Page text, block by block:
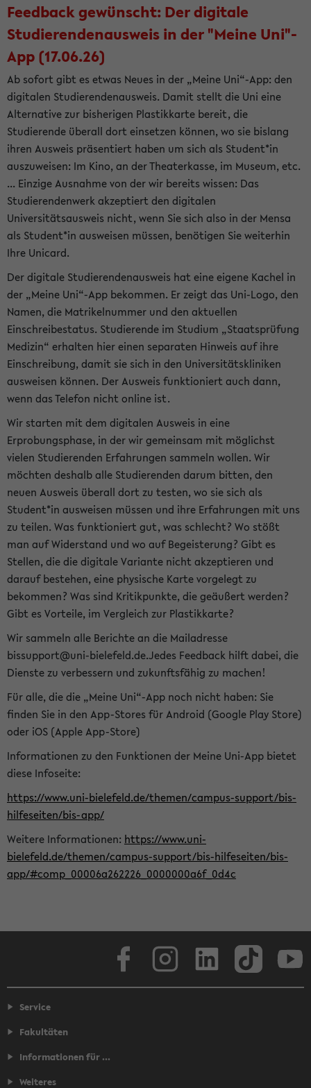
Feedback gewünscht: Der digitale
Studierendenausweis in der "Meine Uni"-
App (17.06.26)
Ab sofort gibt es etwas Neues in der „Meine Uni“-App: den
digitalen Studierendenausweis. Damit stellt die Uni eine
Alternative zur bisherigen Plastikkarte bereit, die
Studierende überall dort einsetzen können, wo sie bislang
ihren Ausweis präsentiert haben um sich als Student*in
auszuweisen: Im Kino, an der Theaterkasse, im Museum, etc.
... Einzige Ausnahme von der wir bereits wissen: Das
Studierendenwerk akzeptiert den digitalen
Universitätsausweis nicht, wenn Sie sich also in der Mensa
als Student*in ausweisen müssen, benötigen Sie weiterhin
Ihre Unicard.
Der digitale Studierendenausweis hat eine eigene Kachel in
der „Meine Uni“-App bekommen. Er zeigt das Uni-Logo, den
Namen, die Matrikelnummer und den aktuellen
Einschreibestatus. Studierende im Studium „Staatsprüfung
Medizin“ erhalten hier einen separaten Hinweis auf ihre
Einschreibung, damit sie sich in den Universitätskliniken
ausweisen können. Der Ausweis funktioniert auch dann,
wenn das Telefon nicht online ist.
Wir starten mit dem digitalen Ausweis in eine
Erprobungsphase, in der wir gemeinsam mit möglichst
vielen Studierenden Erfahrungen sammeln wollen. Wir
möchten deshalb alle Studierenden darum bitten, den
neuen Ausweis überall dort zu testen, wo sie sich als
Student*in ausweisen müssen und ihre Erfahrungen mit uns
zu teilen. Was funktioniert gut, was schlecht? Wo stößt
man auf Widerstand und wo auf Begeisterung? Gibt es
Stellen, die die digitale Variante nicht akzeptieren und
darauf bestehen, eine physische Karte vorgelegt zu
bekommen? Was sind Kritikpunkte, die geäußert werden?
Gibt es Vorteile, im Vergleich zur Plastikkarte?
Wir sammeln alle Berichte an die Mailadresse
bissupport@uni-bielefeld.de.Jedes Feedback hilft dabei, die
Dienste zu verbessern und zukunftsfähig zu machen!
Für alle, die die „Meine Uni“-App noch nicht haben: Sie
finden Sie in den App-Stores für Android (Google Play Store)
oder iOS (Apple App-Store)
Informationen zu den Funktionen der Meine Uni-App bietet
diese Infoseite:
https://www.uni-bielefeld.de/themen/campus-support/bis-
hilfeseiten/bis-app/
Weitere Informationen: https://www.uni-
bielefeld.de/themen/campus-support/bis-hilfeseiten/bis-
app/#comp_00006a262226_0000000a6f_0d4c
Service
Fakultäten
Informationen für ...
Weiteres